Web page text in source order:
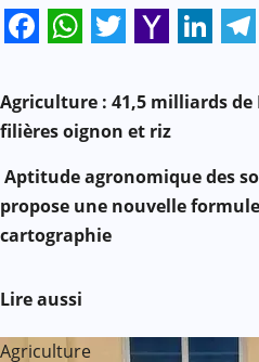
Mail
N
a
v
i
a
Agriculture : 41,5 milliards de
filières oignon et riz
Aptitude agronomique des
propose une nouvelle
cartographie
Lire aussi
Agriculture